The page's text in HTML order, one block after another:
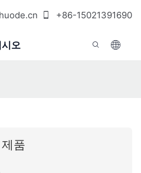
+86-15021391690
오
품